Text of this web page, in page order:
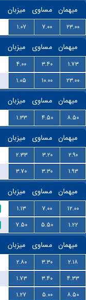
میزبان مساوی میهمان
۱.۰۷ ۷.۰۰
۲۳.۰۰
میزبان مساوی میهمان
۴.۰۰ ۳.۴۰
۱.۷۳
۱.۰۵ ۱۰.۰۰
۲۳.۰۰
میزبان مساوی میهمان
۱.۳۳ ۴.۵۰
۸.۵۰
میزبان مساوی میهمان
۲.۳۳ ۳.۲۰
۲.۹۰
۳.۷۰ ۳.۳۰
۱.۹۳
میزبان مساوی میهمان
۱.۱۳ ۷.۰۰
۱۲.۰۰
۷.۵۰ ۵.۵۰
۱.۲۲
میزبان مساوی میهمان
۲.۸۰ ۳.۳۰
۲.۱۸
۱.۷۳ ۳.۴۰
۴.۳۳
۱.۲۷ ۵.۰۰
۸.۵۰